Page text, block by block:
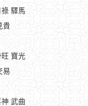
驛馬
貴
寶光
易
武曲